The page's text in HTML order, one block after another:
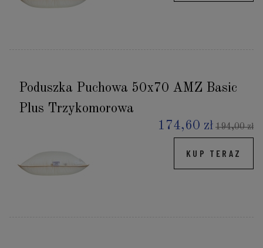
Poduszka Puchowa 50x70 AMZ Basic
Plus Trzykomorowa
174,60 zł 194,00 zł
KUP TERAZ